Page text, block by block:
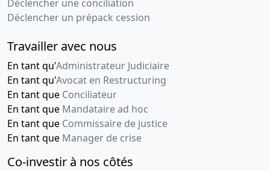
Déclencher une conciliation
Déclencher un prépack cession
Travailler avec nous
En tant qu'Administrateur Judiciaire
En tant qu'Avocat en Restructuring
En tant que Conciliateur
En tant que Mandataire ad hoc
En tant que Commissaire de justice
En tant que Manager de crise
Co-investir à nos côtés